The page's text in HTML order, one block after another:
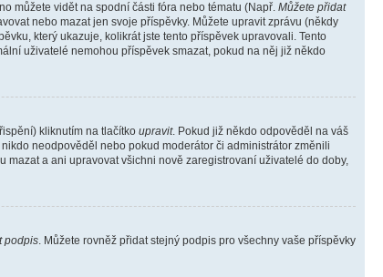
můžete vidět na spodní části fóra nebo tématu (Např. Můžete přidat
nebo mazat jen svoje příspěvky. Můžete upravit zprávu (někdy
který ukazuje, kolikrát jste tento příspěvek upravovali. Tento
uživatelé nemohou příspěvek smazat, pokud na něj již někdo
kliknutím na tlačítko upravit. Pokud již někdo odpověděl na váš
neodpověděl nebo pokud moderátor či administrátor změnili
a ani upravovat všichni nově zaregistrovaní uživatelé do doby,
podpis. Můžete rovněž přidat stejný podpis pro všechny vaše příspěvky